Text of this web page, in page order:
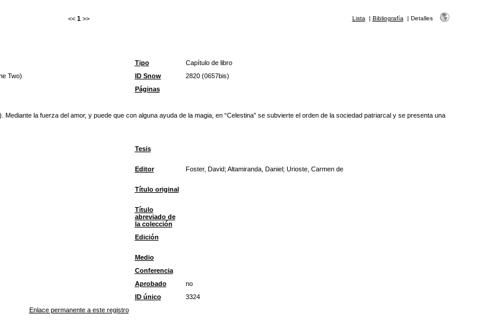
<< 1 >> Lista | Bibliografía | Detalles
Tipo
Capítulo de libro
Two) ID Snow
2820 (0657bis)
Páginas
la fuerza del amor, y puede que con alguna ayuda de la magia, en “Celestina” se subvierte el orden de la sociedad patriarcal y se presenta una
Tesis
Editor Foster, David; Altamiranda, Daniel; Urioste, Carmen de
Título original
Título
abreviado de
la colección
Edición
Medio
Conferencia
Aprobado
no
ID único
3324
Enlace permanente a este registro